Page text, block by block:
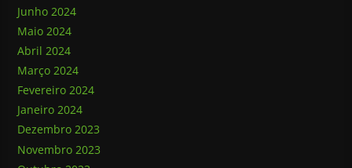
Junho 2024
Maio 2024
Abril 2024
Março 2024
Fevereiro 2024
Janeiro 2024
Dezembro 2023
Novembro 2023